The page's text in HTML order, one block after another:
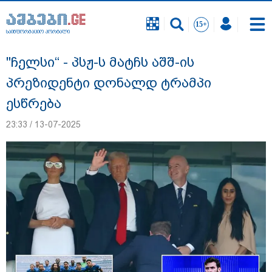
საინფორმაციო პორტალი
გიგა ავალიანის საქმეზე დაკავებულ ორ
არასრულწლოვანს, ნია იმნაძესა და
ანასტასია ბერუაშვილს აღკვეთის
ღონისძიების სახით პატიმრობა
საინფორმაციო პორტალი
"ჩელსი“ - პსჟ-ს მატჩს აშშ-ის
პრეზიდენტი დონალდ ტრამპი
ესწრება
23:33 / 13-07-2025